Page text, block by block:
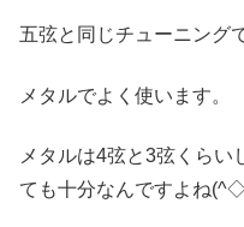
五弦と同じチューニング
メタルでよく使います。
メタルは4弦と3弦くらい
ても十分なんですよね